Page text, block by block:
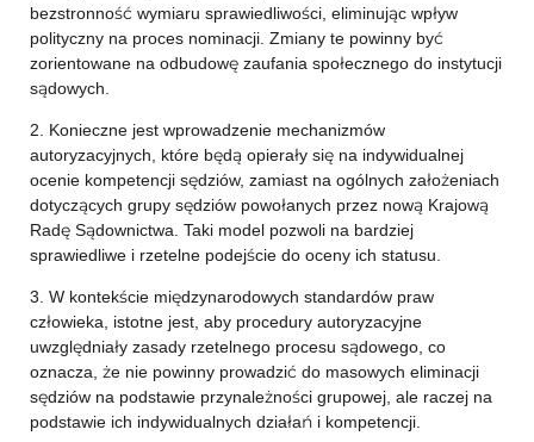
bezstronność wymiaru sprawiedliwości, eliminując wpływ
polityczny na proces nominacji. Zmiany te powinny być
zorientowane na odbudowę zaufania społecznego do instytucji
sądowych.
2. Konieczne jest wprowadzenie mechanizmów
autoryzacyjnych, które będą opierały się na indywidualnej
ocenie kompetencji sędziów, zamiast na ogólnych założeniach
dotyczących grupy sędziów powołanych przez nową Krajową
Radę Sądownictwa. Taki model pozwoli na bardziej
sprawiedliwe i rzetelne podejście do oceny ich statusu.
3. W kontekście międzynarodowych standardów praw
człowieka, istotne jest, aby procedury autoryzacyjne
uwzględniały zasady rzetelnego procesu sądowego, co
oznacza, że nie powinny prowadzić do masowych eliminacji
sędziów na podstawie przynależności grupowej, ale raczej na
podstawie ich indywidualnych działań i kompetencji.